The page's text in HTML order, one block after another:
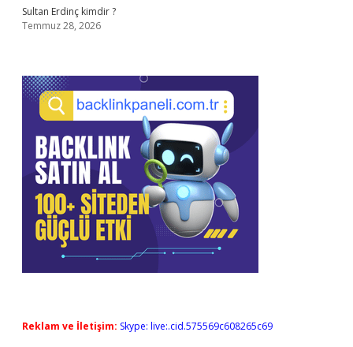
Sultan Erdinç kimdir ?
Temmuz 28, 2026
Reklam ve İletişim: Skype: live:.cid.575569c608265c69